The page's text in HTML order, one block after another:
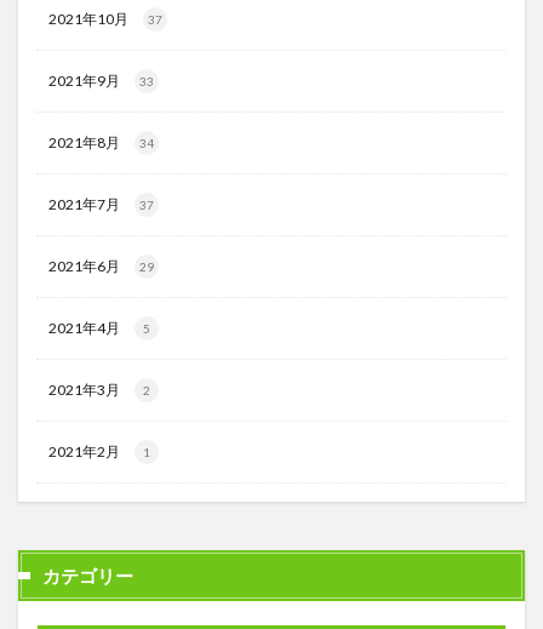
2021年10月 37
2021年9月 33
2021年8月 34
2021年7月 37
2021年6月 29
2021年4月 5
2021年3月 2
2021年2月 1
カテゴリー